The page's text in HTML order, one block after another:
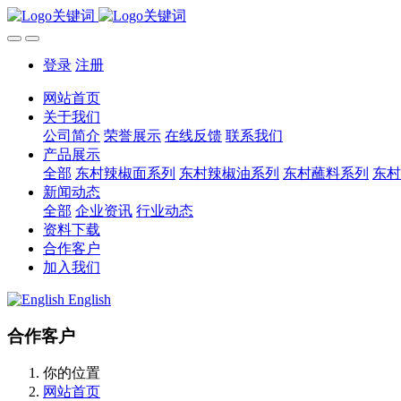
登录 注册
网站首页
关于我们
公司简介 荣誉展示 在线反馈 联系我们
产品展示
全部 东村辣椒面系列 东村辣椒油系列 东村蘸料系列 东
新闻动态
全部 企业资讯 行业动态
资料下载
合作客户
加入我们
English
合作客户
你的位置
网站首页